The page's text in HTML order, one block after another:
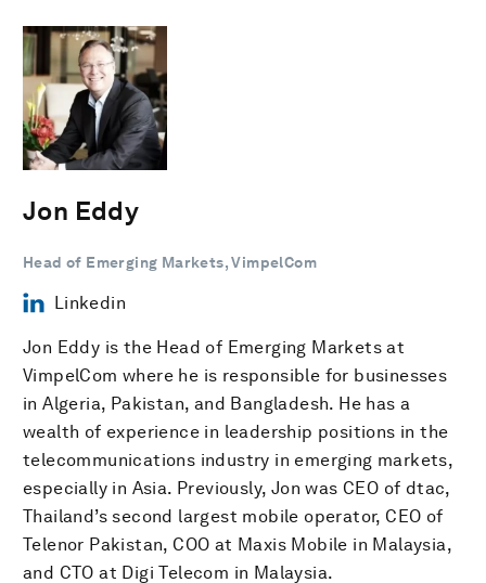
Jon Eddy
Head of Emerging Markets, VimpelCom
Linkedin
Jon Eddy is the Head of Emerging Markets at
VimpelCom where he is responsible for businesses
in Algeria, Pakistan, and Bangladesh. He has a
wealth of experience in leadership positions in the
telecommunications industry in emerging markets,
especially in Asia. Previously, Jon was CEO of dtac,
Thailand’s second largest mobile operator, CEO of
Telenor Pakistan, COO at Maxis Mobile in Malaysia,
and CTO at Digi Telecom in Malaysia.